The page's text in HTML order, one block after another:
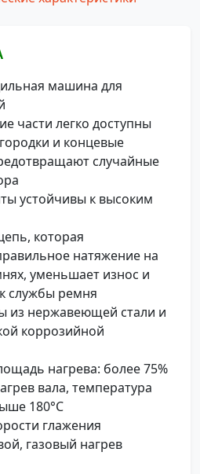
машина для
части легко доступны
и концевые
случайные
устойчивы к высоким
которая
натяжение на
уменьшает износ и
службы ремня
из нержавеющей стали и
коррозийной
нагрева: более 75%
вала, температура
180°C
глажения
газовый нагрев